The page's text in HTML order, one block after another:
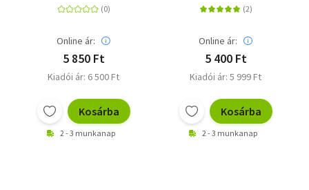
Online ár:
5 850 Ft
Kiadói ár: 6 500 Ft
Kosárba
2 - 3 munkanap
Online ár:
5 400 Ft
Kiadói ár: 5 999 Ft
Kosárba
2 - 3 munkanap